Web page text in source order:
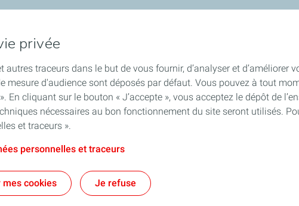
Les nouveaux projets
Contact Mentions légales
privée
autres traceurs dans le but de vous fournir, d’analyser et
mesure d'audience sont déposés par défaut. Vous pouvez à tout
En cliquant sur le bouton « J’accepte », vous acceptez le dépôt de
nécessaires au bon fonctionnement du site seront utilisés.
et traceurs ».
personnelles et traceurs
mes cookies Je refuse